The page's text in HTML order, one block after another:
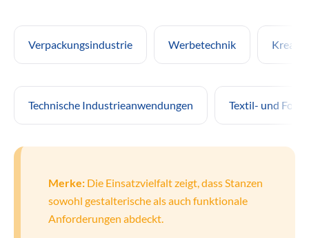
Verpackungsindustrie Werbetechnik
Technische Industrieanwendungen Textil- und
Merke: Die Einsatzvielfalt zeigt, dass Stanzen
sowohl gestalterische als auch funktionale
Anforderungen abdeckt.